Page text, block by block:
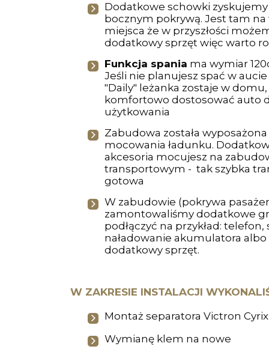
Dodatkowe schowki
bocznym pokrywą. Jest tam na
miejsca że w przyszłości
dodatkowy sprzęt więc warto
Funkcja spania ma wymiar
Jeśli nie planujesz spać w
"Daily" leżanka zostaje w
komfortowo dostosować auto
użytkowania
Zabudowa została
mocowania ładunku.
akcesoria mocujesz na
transportowym - tak szybka
gotowa
W zabudowie (pokrywa
zamontowaliśmy dodatkowe
podłączyć na przykład: telefon,
naładowanie akumulatora albo
dodatkowy sprzęt.
W ZAKRESIE INSTALACJI
Montaż separatora Victron Cyrix
Wymianę klem na nowe